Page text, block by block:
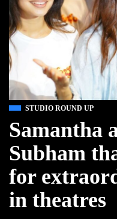
STUDIO ROUND UP
Samantha
Subham
for
in theatres